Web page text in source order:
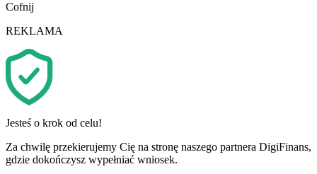
Cofnij
REKLAMA
Jesteś o krok od celu!
Za chwilę przekierujemy Cię na stronę naszego partnera DigiFinans,
gdzie dokończysz wypełniać wniosek.